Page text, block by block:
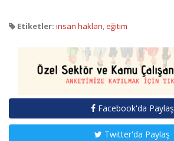
Etiketler: insan hakları,eğitim
Facebook'da Paylaş
Twitter'da Paylaş